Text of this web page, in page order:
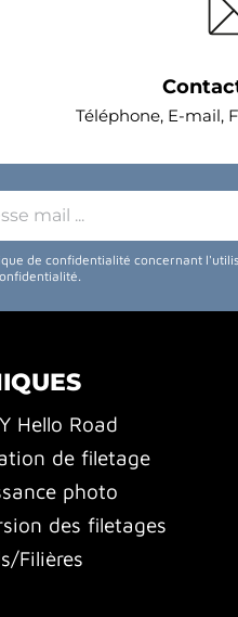
Téléphone, E-mail,
de confidentialité concernant
.
Hello Road
de filetage
photo
des filetages
Filières